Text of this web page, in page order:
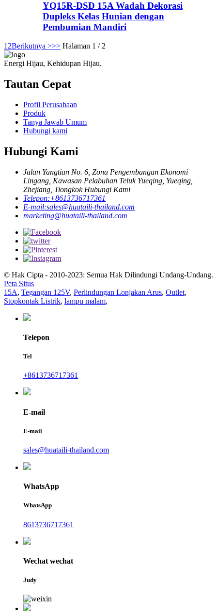
YQ15R-DSD 15A Wadah Dekorasi
Dupleks Kelas Hunian dengan
Pembumian Mandiri
1 2Berikutnya >>> Halaman 1 / 2
Energi Hijau, Kehidupan Hijau.
Tautan Cepat
Profil Perusahaan
Produk
Tanya Jawab Umum
Hubungi kami
Hubungi Kami
Jalan Yangtian No. 6, Zona Pengembangan Ekonomi
Lingang, Kawasan Pelabuhan Teluk Yueqing, Yueqing,
Zhejiang, Tiongkok Hubungi Kami
Telepon:+8613736717361
E-mail:sales@huataili-thailand.com
marketing@huataili-thailand.com
© Hak Cipta - 2010-2023: Semua Hak Dilindungi Undang-Undang.
Peta Situs
15A, Tegangan 125V, Perlindungan Lonjakan Arus, Outlet,
Stopkontak Listrik, lampu malam,
Telepon
Tel
+8613736717361
E-mail
E-mail
sales@huataili-thailand.com
WhatsApp
WhatsApp
8613736717361
Wechat wechat
Judy